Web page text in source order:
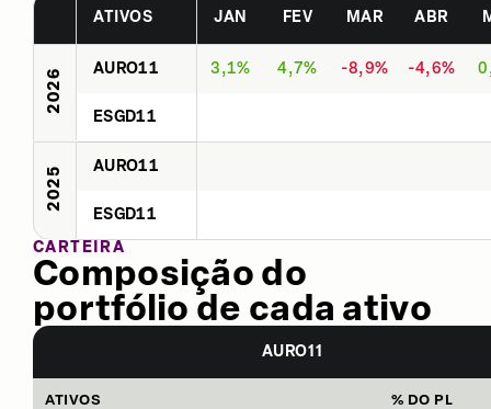
ATIVOS JAN FEV MAR ABR
2026 AURO11 3,1% 4,7% -8,9% -4,6%
ESGD11
2025 AURO11
ESGD11
CARTEIRA
Composição do
portfólio de cada ativo
AURO11
ATIVOS % DO PL